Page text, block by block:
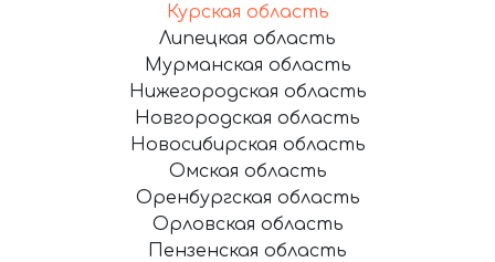
Курская область
Липецкая область
Мурманская область
Нижегородская область
Новгородская область
Новосибирская область
Омская область
Оренбургская область
Орловская область
Пензенская область